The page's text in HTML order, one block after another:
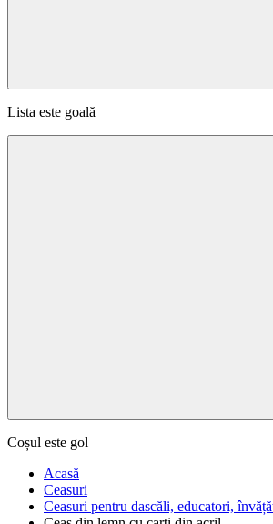
Lista este goală
Coșul este gol
Acasă
Ceasuri
Ceasuri pentru dascăli, educatori,